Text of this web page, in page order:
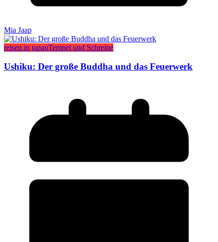
Mia Jaap
reisen in japanTempel und Schreine
Ushiku: Der große Buddha und das Feuerwerk